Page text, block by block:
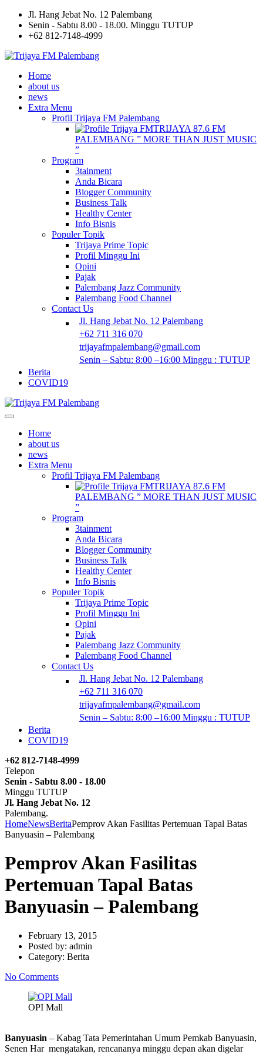
Jl. Hang Jebat No. 12 Palembang
Senin - Sabtu 8.00 - 18.00. Minggu TUTUP
+62 812-7148-4999
Home
about us
news
Extra Menu
Profil Trijaya FM Palembang
TRIJAYA 87.6 FM
PALEMBANG ” MORE THAN JUST MUSIC
”
Program
3tainment
Anda Bicara
Blogger Community
Business Talk
Healthy Center
Info Bisnis
Populer Topik
Trijaya Prime Topic
Profil Minggu Ini
Opini
Pajak
Palembang Jazz Community
Palembang Food Channel
Contact Us
Jl. Hang Jebat No. 12 Palembang
+62 711 316 070
trijayafmpalembang@gmail.com
Senin – Sabtu: 8:00 –16:00 Minggu : TUTUP
Berita
COVID19
Home
about us
news
Extra Menu
Profil Trijaya FM Palembang
TRIJAYA 87.6 FM
PALEMBANG ” MORE THAN JUST MUSIC
”
Program
3tainment
Anda Bicara
Blogger Community
Business Talk
Healthy Center
Info Bisnis
Populer Topik
Trijaya Prime Topic
Profil Minggu Ini
Opini
Pajak
Palembang Jazz Community
Palembang Food Channel
Contact Us
Jl. Hang Jebat No. 12 Palembang
+62 711 316 070
trijayafmpalembang@gmail.com
Senin – Sabtu: 8:00 –16:00 Minggu : TUTUP
Berita
COVID19
+62 812-7148-4999
Telepon
Senin - Sabtu 8.00 - 18.00
Minggu TUTUP
Jl. Hang Jebat No. 12
Palembang.
HomeNewsBeritaPemprov Akan Fasilitas Pertemuan Tapal Batas
Banyuasin – Palembang
Pemprov Akan Fasilitas
Pertemuan Tapal Batas
Banyuasin – Palembang
February 13, 2015
Posted by: admin
Category: Berita
No Comments
OPI Mall
Banyuasin – Kabag Tata Pemerintahan Umum Pemkab Banyuasin,
Senen Har mengatakan, rencananya minggu depan akan digelar